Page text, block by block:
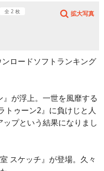
全 2 枚 拡大写真
ロードソフトランキング
が浮上。一世を風靡する
ゥーン2』に負けじと人
プという結果になりまし
スケッチ』が登場。久々